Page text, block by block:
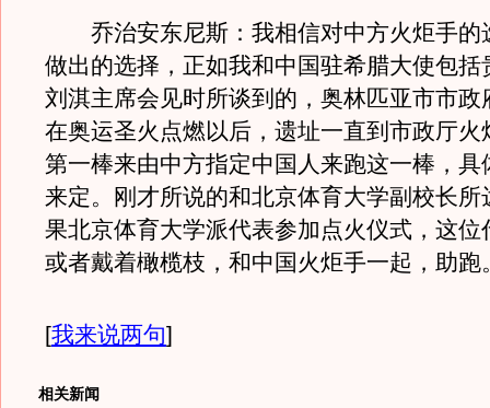
乔治安东尼斯：我相信对中方火炬手的
做出的选择，正如我和中国驻希腊大使包括
刘淇主席会见时所谈到的，奥林匹亚市市政
在奥运圣火点燃以后，遗址一直到市政厅火
第一棒来由中方指定中国人来跑这一棒，具
来定。刚才所说的和北京体育大学副校长所
果北京体育大学派代表参加点火仪式，这位
或者戴着橄榄枝，和中国火炬手一起，助跑
[我来说两句]
相关新闻